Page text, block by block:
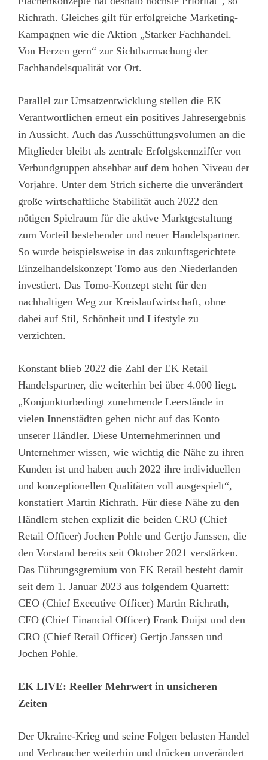
Richrath. Gleiches gilt für erfolgreiche Marketing-
Kampagnen wie die Aktion „Starker Fachhandel.
Von Herzen gern“ zur Sichtbarmachung der
Fachhandelsqualität vor Ort.
Parallel zur Umsatzentwicklung stellen die EK
Verantwortlichen erneut ein positives Jahresergebnis
in Aussicht. Auch das Ausschüttungsvolumen an die
Mitglieder bleibt als zentrale Erfolgskennziffer von
Verbundgruppen absehbar auf dem hohen Niveau der
Vorjahre. Unter dem Strich sicherte die unverändert
große wirtschaftliche Stabilität auch 2022 den
nötigen Spielraum für die aktive Marktgestaltung
zum Vorteil bestehender und neuer Handelspartner.
So wurde beispielsweise in das zukunftsgerichtete
Einzelhandelskonzept Tomo aus den Niederlanden
investiert. Das Tomo-Konzept steht für den
nachhaltigen Weg zur Kreislaufwirtschaft, ohne
dabei auf Stil, Schönheit und Lifestyle zu
verzichten.
Konstant blieb 2022 die Zahl der EK Retail
Handelspartner, die weiterhin bei über 4.000 liegt.
„Konjunkturbedingt zunehmende Leerstände in
vielen Innenstädten gehen nicht auf das Konto
unserer Händler. Diese Unternehmerinnen und
Unternehmer wissen, wie wichtig die Nähe zu ihren
Kunden ist und haben auch 2022 ihre individuellen
und konzeptionellen Qualitäten voll ausgespielt“,
konstatiert Martin Richrath. Für diese Nähe zu den
Händlern stehen explizit die beiden CRO (Chief
Retail Officer) Jochen Pohle und Gertjo Janssen, die
den Vorstand bereits seit Oktober 2021 verstärken.
Das Führungsgremium von EK Retail besteht damit
seit dem 1. Januar 2023 aus folgendem Quartett:
CEO (Chief Executive Officer) Martin Richrath,
CFO (Chief Financial Officer) Frank Duijst und den
CRO (Chief Retail Officer) Gertjo Janssen und
Jochen Pohle.
EK LIVE: Reeller Mehrwert in unsicheren
Zeiten
Der Ukraine-Krieg und seine Folgen belasten Handel
und Verbraucher weiterhin und drücken unverändert